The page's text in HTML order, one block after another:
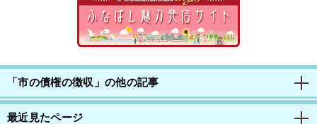
「市の債権の徴収」の他の記事
最近見たページ